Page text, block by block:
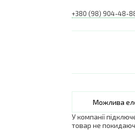
+380 (98) 904-48-
У компанії
товар не